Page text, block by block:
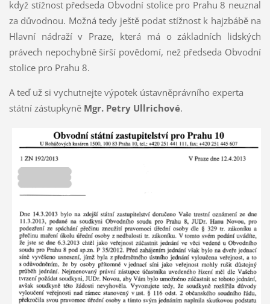
když stížnost předseda Obvodní stolice pro Prahu 8 neuznal
za důvodnou. Možná tedy ještě podat stížnost k hajzbábě na
Hlavní nádraží v Praze, která má o základních lidských
právech nepochybně širší povědomí, než předseda Obvodní
stolice pro Prahu 8.
A teď už si vychutnejte výpotek ústavněprávního experta
státní zástupkyně Mgr. Petry Ullrichové.